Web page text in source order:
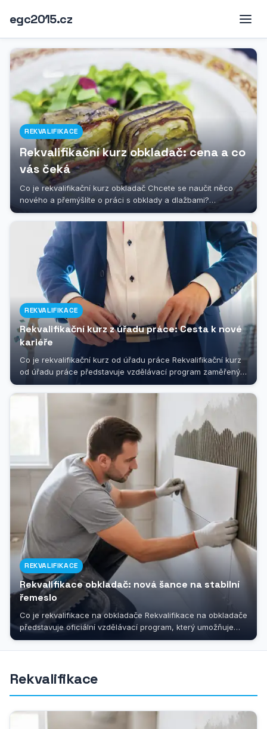
egc2015.cz
REKVALIFIKACE
Rekvalifikační kurz obkladač: cena a co
vás čeká
Co je rekvalifikační kurz obkladač Chcete se naučit něco
nového a přemýšlíte o práci s obklady a dlažbami?
Rekvalifikační kurz pro...
REKVALIFIKACE
Rekvalifikační kurz z úřadu práce: Cesta k nové
kariéře
Co je rekvalifikační kurz od úřadu práce Rekvalifikační kurz
od úřadu práce představuje vzdělávací program zaměřený
na získání...
REKVALIFIKACE
Rekvalifikace obkladač: nová šance na stabilní
řemeslo
Co je rekvalifikace na obkladače Rekvalifikace na obkladače
představuje oficiální vzdělávací program, který umožňuje
lidem získat...
Rekvalifikace